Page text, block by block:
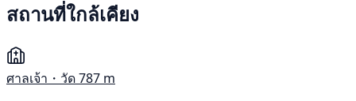
สถานที่ใกล้เคียง
ศาลเจ้า・วัด787 m